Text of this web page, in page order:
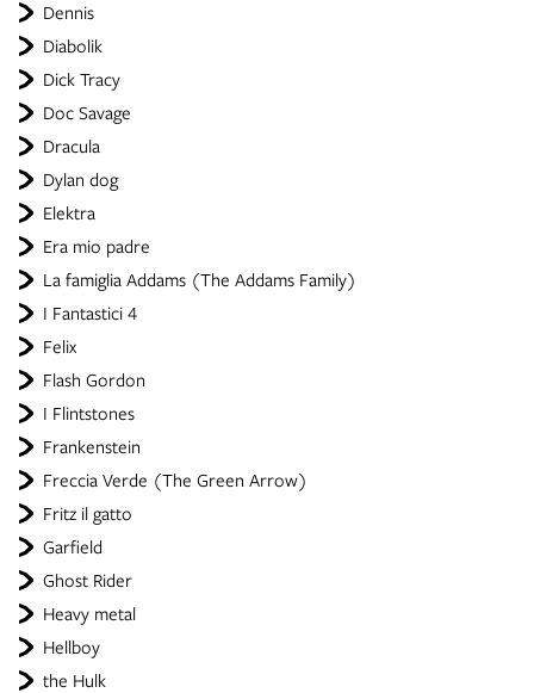
Dennis
Diabolik
Dick Tracy
Doc Savage
Dracula
Dylan dog
Elektra
Era mio padre
La famiglia Addams (The Addams Family)
I Fantastici 4
Felix
Flash Gordon
I Flintstones
Frankenstein
Freccia Verde (The Green Arrow)
Fritz il gatto
Garfield
Ghost Rider
Heavy metal
Hellboy
the Hulk